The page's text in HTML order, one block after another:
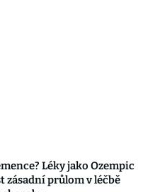
Léky jako Ozempic
zásadní průlom v léčbě